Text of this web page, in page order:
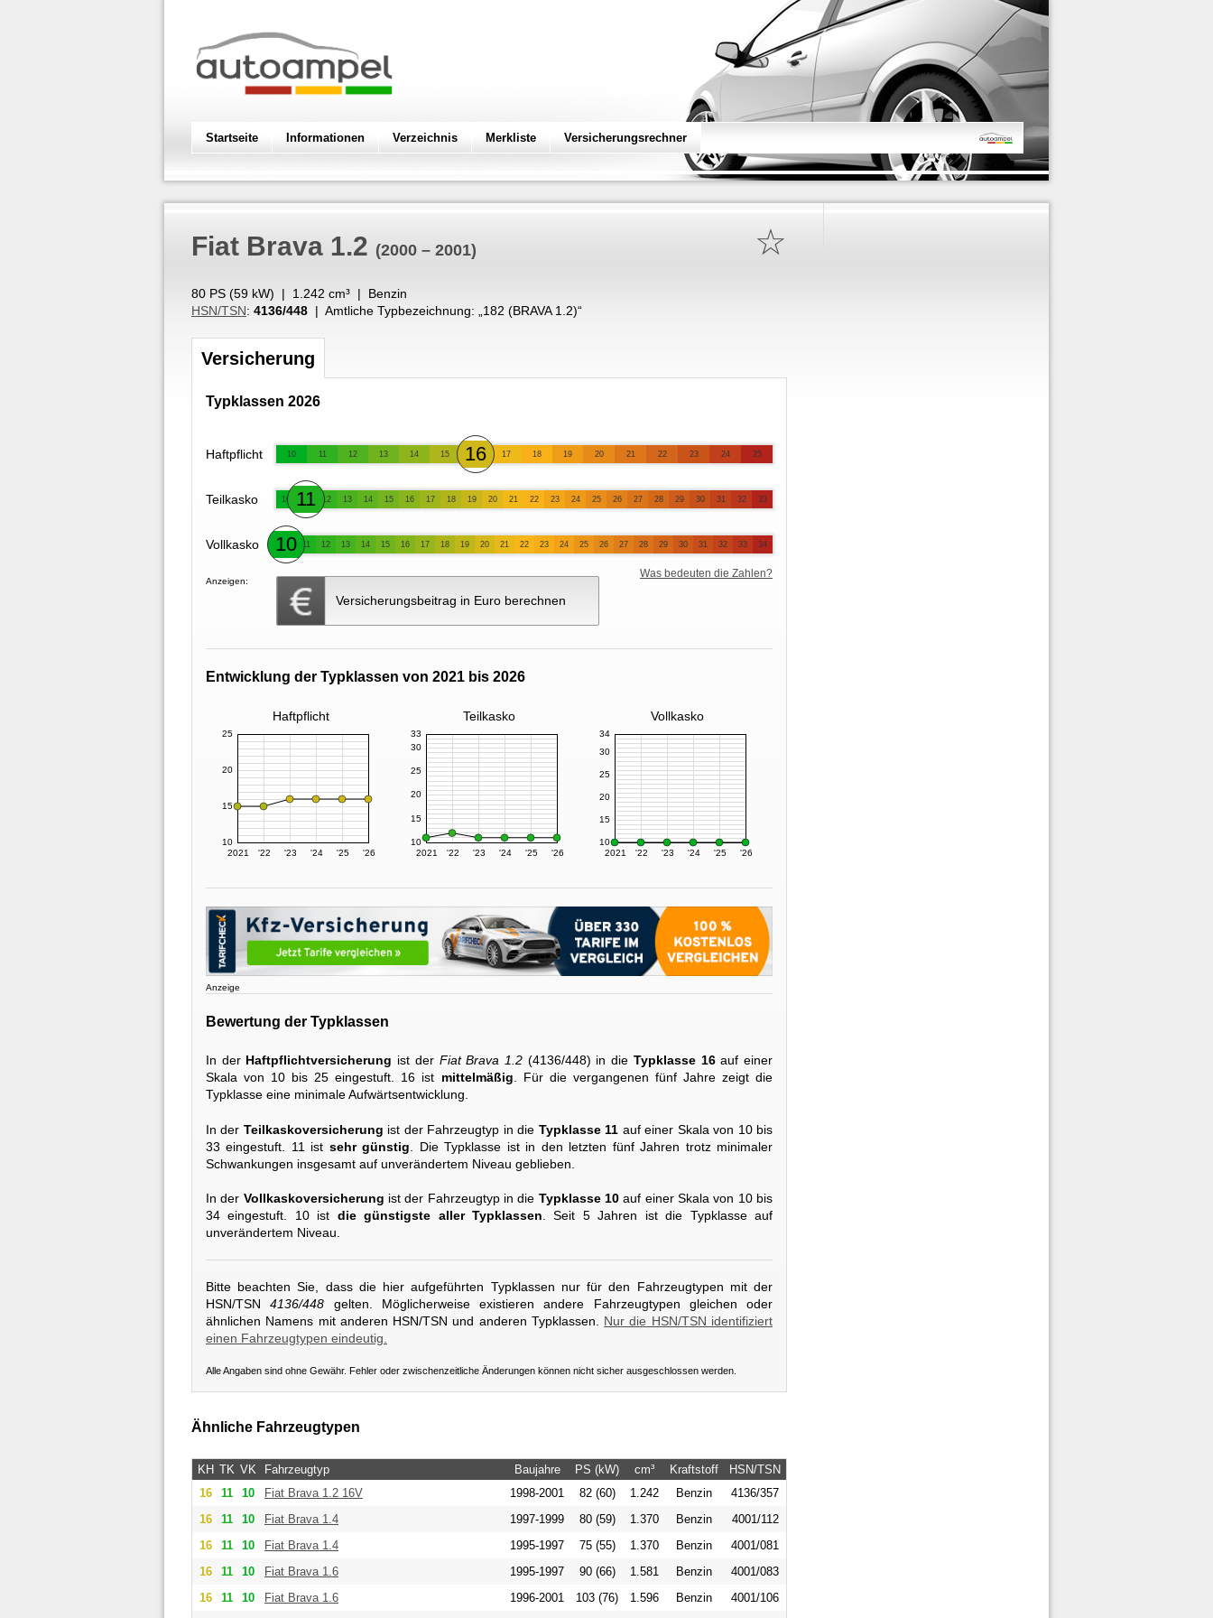
Startseite Informationen Verzeichnis Merkliste Versicherungsrechner
☆
Fiat Brava 1.2 (2000 – 2001)
80 PS (59 kW) | 1.242 cm³ | Benzin
HSN/TSN: 4136/448 | Amtliche Typbezeichnung: „ 182 (BRAVA 1.2)“
Versicherung
Typklassen 2026
Haftpflicht 10 11 12 13 14 15 16 17 18 19 20 21 22 23 24 25
Teilkasko 10 11 12 13 14 15 16 17 18 19 20 21 22 23 24 25 26 27 28 29 30 31 32 33
Vollkasko 10 11 12 13 14 15 16 17 18 19 20 21 22 23 24 25 26 27 28 29 30 31 32 33 34
Anzeigen:
Versicherungsbeitrag in Euro berechnen
Was bedeuten die Zahlen?
Entwicklung der Typklassen von 2021 bis 2026
Haftpflicht Teilkasko Vollkasko
2021 '22 '23 '24 '25 '26
10
15
20
25
2021 '22 '23 '24 '25 '26
10
15
20
25
30
33
2021 '22 '23 '24 '25 '26
10
15
20
25
30
34
Anzeige
Bewertung der Typklassen
In der Haftpflichtversicherung ist der Fiat Brava 1.2 (4136/448) in die Typklasse 16auf einer
Skala von 10 bis 25 eingestuft. 16 ist mittelmäßig . Für die vergangenen fünf Jahre zeigt die
Typklasse eine minimale Aufwärtsentwicklung.
In der Teilkaskoversicherung ist der Fahrzeugtyp in die Typklasse 11 auf einer Skala von 10 bis
33 eingestuft. 11 ist sehr günstig . Die Typklasse ist in den letzten fünf Jahren trotz minimaler
Schwankungen insgesamt auf unverändertem Niveau geblieben.
In der Vollkaskoversicherung ist der Fahrzeugtyp in die Typklasse 10 auf einer Skala von 10 bis
34 eingestuft. 10 ist die günstigste aller Typklassen. Seit 5 Jahren ist die Typklasse auf
unverändertem Niveau.
Bitte beachten Sie, dass die hier aufgeführten Typklassen nur für den Fahrzeugtypen mit der
HSN/TSN4136/448 gelten. Möglicherweise existieren andere Fahrzeugtypen gleichen oder
ähnlichen Namens mit anderen HSN/TSN und anderen Typklassen. Nur die HSN/TSN identifiziert
einen Fahrzeugtypen eindeutig.
Alle Angaben sind ohne Gewähr. Fehler oder zwischenzeitliche Änderungen können nicht sicher ausgeschlossen werden.
Ähnliche Fahrzeugtypen
KH TK VK Fahrzeugtyp Baujahre PS (kW) cm³ Kraftstoff
HSN/TSN
16
11 10 Fiat Brava 1.2 16V 1998-2001 82 (60) 1.242 Benzin
4136/357
16
11 10 Fiat Brava 1.4 1997-1999 80 (59) 1.370 Benzin
4001/112
16
11 10 Fiat Brava 1.4 1995-1997 75 (55) 1.370 Benzin
4001/081
16
11 10 Fiat Brava 1.6 1995-1997 90 (66) 1.581 Benzin
4001/083
16
11 10 Fiat Brava 1.6 1996-2001 103 (76) 1.596 Benzin
4001/106